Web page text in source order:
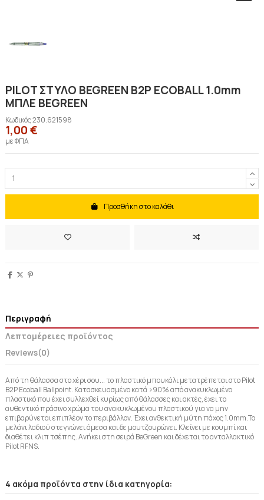
PILOT ΣΤΥΛΟ BEGREEN B2P ECOBALL 1.0mm
ΜΠΛΕ BEGREEN
Κωδικός230.621598
1,00 €
με ΦΠΑ
Προσθήκη στο καλάθι
Περιγραφή
Λεπτομέρειες προϊόντος
Reviews(0)
Από τη θάλασσα στο χέρι σου... το πλαστικό μπουκάλι μετατρέπεται στο Pilot
B2P Ecoball Ballpoint. Κατασκευασμένο κατά >90% από ανακυκλωμένο
πλαστικό που έχει συλλεχθεί κυρίως από θάλασσες και ακτές, έχει το
αυθεντικό πράσινο χρώμα του ανακυκλωμένου πλαστικού για να μην
επιβαρύνεται επιπλέον το περιβάλλον. Έχει ανθεκτική μύτη πάχος 1.0mm.Το
μελάνι λαδιού στεγνώνει άμεσα και δε μουτζουρώνει. Κλείνει με κουμπί και
διαθέτει κλιπ τσέπης. Ανήκει στη σειρά BeGreen και δέχεται το ανταλλακτικό
Pilot RFNS.
4 ακόμα προϊόντα στην ίδια κατηγορία: